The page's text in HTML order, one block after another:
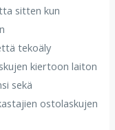
sitten kun
tekoäly
kiertoon laiton
sekä
ostolaskujen